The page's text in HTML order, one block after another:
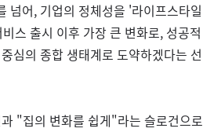
넘어, 기업의 정체성을 '라이프스타일
스 출시 이후 가장 큰 변화로, 성공적
심의 종합 생태계로 도약하겠다는 선
"집의 변화를 쉽게"라는 슬로건으로